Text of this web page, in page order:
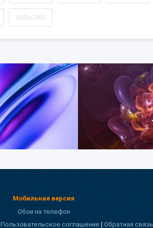
1440x2960
Мобильная версия
Обои на телефон
Пользовательское соглашение|Обратная связь